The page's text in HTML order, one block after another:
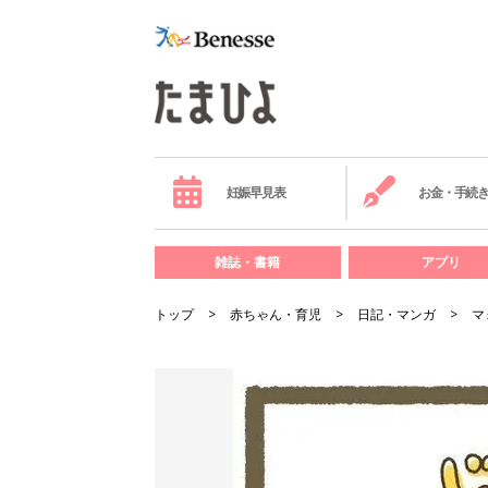
妊娠早見表 お金・手続き
雑誌・書籍 アプリ
トップ 赤ちゃん・育児 日記・マンガ